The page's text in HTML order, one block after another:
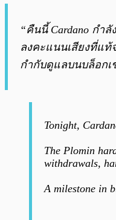
“คืนนี้ Cardano กำ
ลงคะแนนเสียงที่แท้
กำกับดูแลบนบล็อกเ
Tonight,
The Plomin
withdrawals,
A milestone in